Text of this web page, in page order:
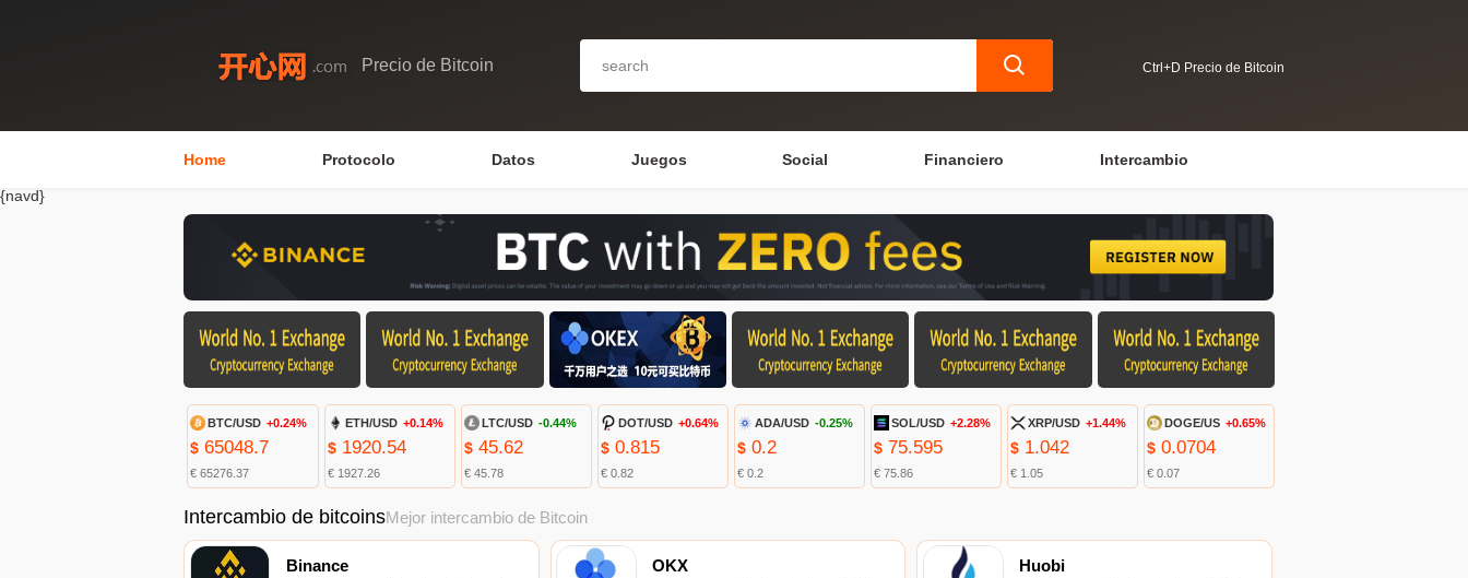
Precio de Bitcoin Ctrl+D Precio de Bitcoin
Home Protocolo Datos Juegos Social Financiero Intercambio
{navd}
BTC/USD +0.24%
$ 65048.7
€ 65276.37
ETH/USD +0.14%
$1920.54
€ 1927.26
LTC/USD -0.44%
$45.62
€ 45.78
DOT/USD +0.64%
$0.815
€ 0.82
ADA/USD -0.25%
$0.2
€ 0.2
SOL/USD +2.28%
$ 75.595
€ 75.86
XRP/USD +1.44%
$ 1.042
€ 1.05
DOGE/US +0.65%
$ 0.0704
€ 0.07
Intercambio de bitcoinsMejor intercambio de Bitcoin
Binance OKX Huobi